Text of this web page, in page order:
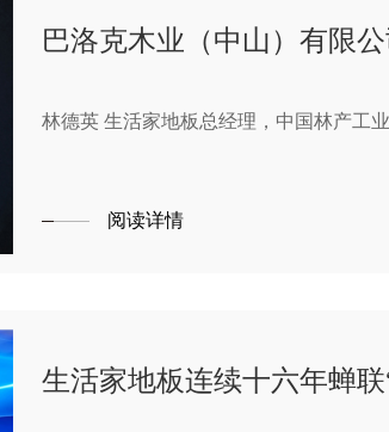
巴洛克木业（中山）有限
林德英 生活家地板总经理，中国林产工
阅读详情
生活家地板连续十六年蝉